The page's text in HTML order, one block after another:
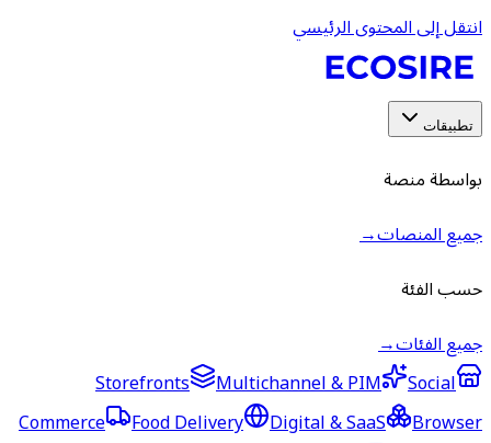
انتقل إلى المحتوى الرئيسي
تطبيقات
بواسطة منصة
جميع المنصات→
حسب الفئة
جميع الفئات→
Storefronts
Multichannel & PIM
Social
Commerce
Food Delivery Digital & SaaS
Browser